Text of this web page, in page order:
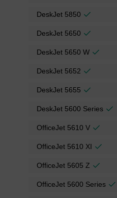
DeskJet 5850
DeskJet 5650
DeskJet 5650 W
DeskJet 5652
DeskJet 5655
DeskJet 5600 Series
OfficeJet 5610 V
OfficeJet 5610 XI
OfficeJet 5605 Z
OfficeJet 5600 Series